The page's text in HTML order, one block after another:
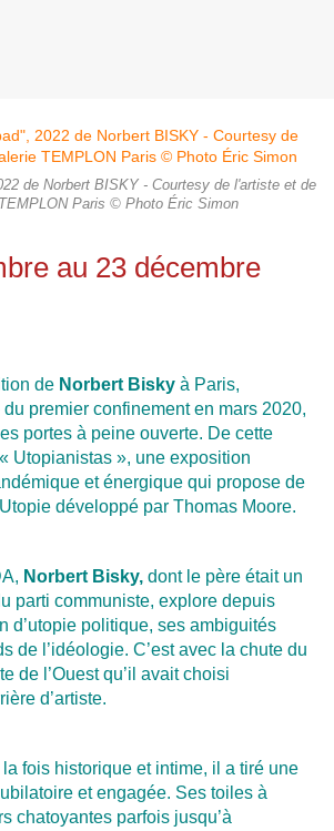
de Norbert BISKY - Courtesy de l'artiste et de
Paris © Photo Éric Simon
au 23 décembre
de Norbert Bisky à Paris,
premier confinement en mars 2020,
portes à peine ouverte. De cette
Utopianistas », une exposition
et énergique qui propose de
développé par Thomas Moore.
Norbert Bisky, dont le père était un
parti communiste, explore depuis
d’utopie politique, ses ambiguités
de l’idéologie. C’est avec la chute du
de l’Ouest qu’il avait choisi
d’artiste.
fois historique et intime, il a tiré une
et engagée. Ses toiles à
chatoyantes parfois jusqu’à